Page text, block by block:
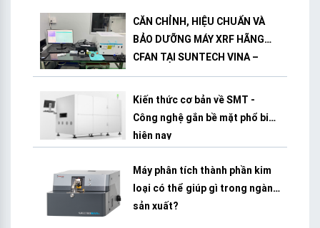
CĂN CHỈNH, HIỆU CHUẨN VÀ
BẢO DƯỠNG MÁY XRF HÃNG
CFAN TẠI SUNTECH VINA –
BÌNH DƯƠNG
Kiến thức cơ bản về SMT -
Công nghệ gắn bề mặt phổ biến
hiện nay
Máy phân tích thành phần kim
loại có thể giúp gì trong ngành
sản xuất?